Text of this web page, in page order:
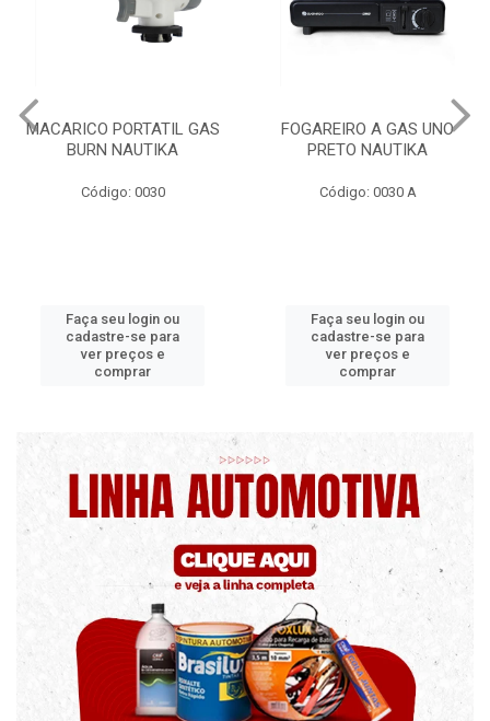
FOGAREIRO A GAS UNO
PRETO NAUTIKA
Código: 0030 A
Faça seu login ou
cadastre-se para
ver preços e
comprar
CANALETA 20X10X2M
C/DIVISORIA C/DUPLA FACE
Código: 4990
Faça seu login ou
cadastre-se para
ver preços e
comprar